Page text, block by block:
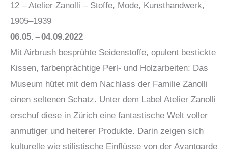
12 – Atelier Zanolli – Stoffe, Mode, Kunsthandwerk,
1905–1939
06.05. – 04.09.2022
Mit Airbrush besprühte Seidenstoffe, opulent bestickte
Kissen, farbenprächtige Perl- und Holzarbeiten: Das
Museum hütet mit dem Nachlass der Familie Zanolli
einen seltenen Schatz. Unter dem Label Atelier Zanolli
erschuf diese in Zürich eine fantastische Welt voller
anmutiger und heiterer Produkte. Darin zeigen sich
kulturelle wie stilistische Einflüsse von der Avantgarde